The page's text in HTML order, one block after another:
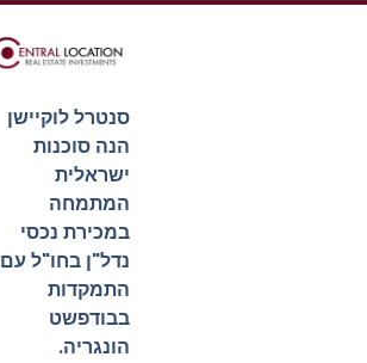
סנטרל לוקיישן
הנה סוכנות
ישראלית
המתמחה
במכירת נכסי
נדל"ן בחו"ל עם
התמקדות
בבודפשט
הונגריה.